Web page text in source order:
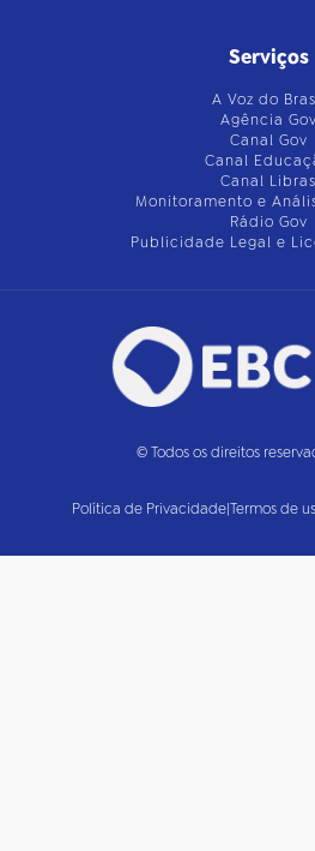
Serviços
A Voz do
Agência Gov
Canal Gov
Canal
Canal Libras
Monitoramento e
Rádio Gov
Publicidade Legal e
© Todos os direitos
Política de Privacidade|Termos de